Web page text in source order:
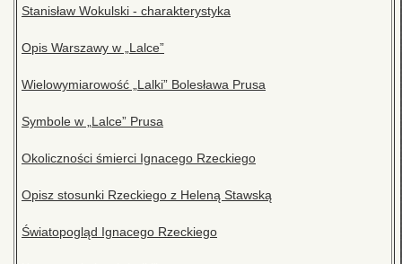
Stanisław Wokulski - charakterystyka
Opis Warszawy w „Lalce”
Wielowymiarowość „Lalki” Bolesława Prusa
Symbole w „Lalce” Prusa
Okoliczności śmierci Ignacego Rzeckiego
Opisz stosunki Rzeckiego z Heleną Stawską
Światopogląd Ignacego Rzeckiego